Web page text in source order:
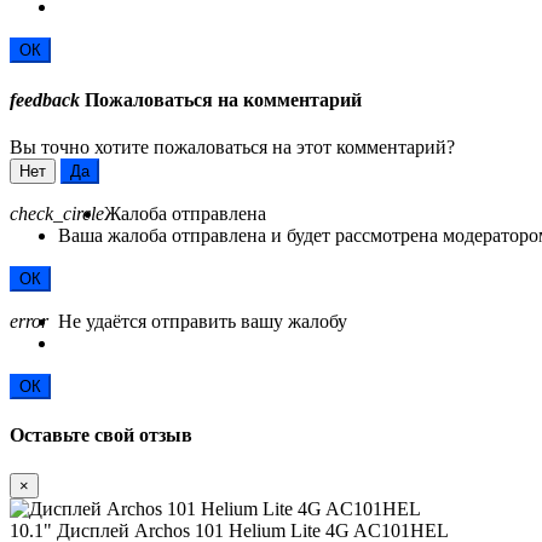
ОК
feedback Пожаловаться на комментарий
Вы точно хотите пожаловаться на этот комментарий?
Нет Да
check_circleЖалоба отправлена
Ваша жалоба отправлена и будет рассмотрена
ОК
error Не удаётся отправить вашу жалобу
ОК
Оставьте свой отзыв
×
10.1" Дисплей Archos 101 Helium Lite 4G AC101HEL